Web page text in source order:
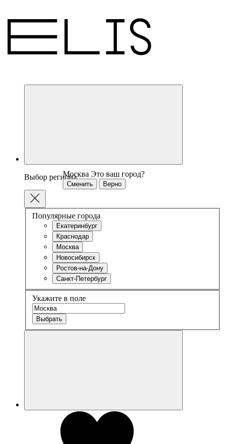
Выбор региона
Популярные города
Екатеринбург
Краснодар
Москва
Новосибирск
Ростов-на-Дону
Санкт-Петербург
Укажите в поле
Выбрать
Москва Это ваш город?
Сменить Верно